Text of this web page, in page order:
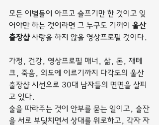
모든 이별들이 아프고 슬프기만 한 것이고 잊
어야만 하는 것이라면 그 누구도 기꺼이 울산
출장샵 사랑을 하지 않을 영상프로필 것이다.
가정, 건강, 영상프로필 매너, 삶, 돈, 재테
크, 죽음, 외도에 이르기까지 다각도의 울산
출장샵 시선으로 30대 남자들의 면면을 살피
고 있다.
술을 따라주는 것이 안부를 묻는 일이고, 술잔
을 서로 부딪치면서 상대를 위로하고, 각자 자